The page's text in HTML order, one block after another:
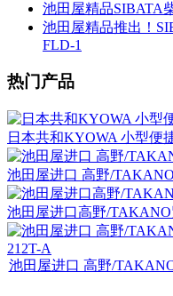
池田屋精品SIBATA
池田屋精品推出！
FLD-1
热门产品
日本共和KYOWA 小型便
池田屋进口 高野/
池田屋进口高野/
池田屋进口 高野/